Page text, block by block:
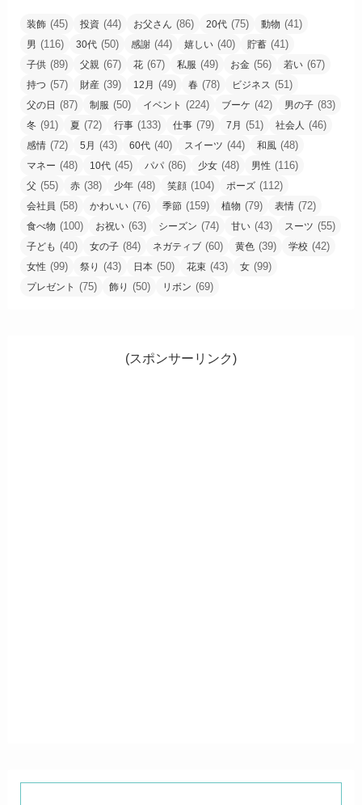
装飾 (45) 投資 (44) お父さん (86) 20代 (75) 動物 (41)
男 (116) 30代 (50) 感謝 (44) 嬉しい (40) 貯蓄 (41)
子供 (89) 父親 (67) 花 (67) 私服 (49) お金 (56) 若い (67)
持つ (57) 財産 (39) 12月 (49) 春 (78) ビジネス (51)
父の日 (87) 制服 (50) イベント (224) ブーケ (42) 男の子 (83)
冬 (91) 夏 (72) 行事 (133) 仕事 (79) 7月 (51) 社会人 (46)
感情 (72) 5月 (43) 60代 (40) スイーツ (44) 和風 (48)
マネー (48) 10代 (45) パパ (86) 少女 (48) 男性 (116)
父 (55) 赤 (38) 少年 (48) 笑顔 (104) ポーズ (112)
会社員 (58) かわいい (76) 季節 (159) 植物 (79) 表情 (72)
食べ物 (100) お祝い (63) シーズン (74) 甘い (43) スーツ (55)
子ども (40) 女の子 (84) ネガティブ (60) 黄色 (39) 学校 (42)
女性 (99) 祭り (43) 日本 (50) 花束 (43) 女 (99)
プレゼント (75) 飾り (50) リボン (69)
(スポンサーリンク)